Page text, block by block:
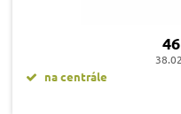
na centrále